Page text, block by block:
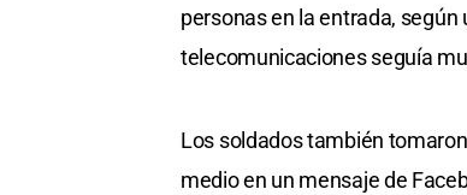
personas en la entrada, según
telecomunicaciones seguía
Los soldados también
medio en un mensaje de